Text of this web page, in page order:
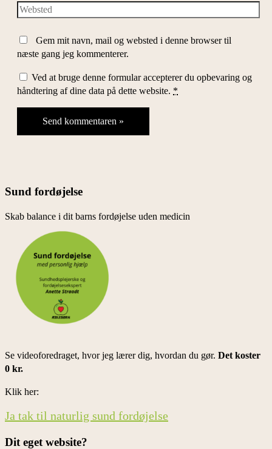
Websted
Gem mit navn, mail og websted i denne browser til
næste gang jeg kommenterer.
Ved at bruge denne formular accepterer du opbevaring og
håndtering af dine data på dette website. *
Sund fordøjelse
Skab balance i dit barns fordøjelse uden medicin
Se videoforedraget, hvor jeg lærer dig, hvordan du gør. Det koster
0 kr.
Klik her:
Ja tak til naturlig sund fordøjelse
Dit eget website?